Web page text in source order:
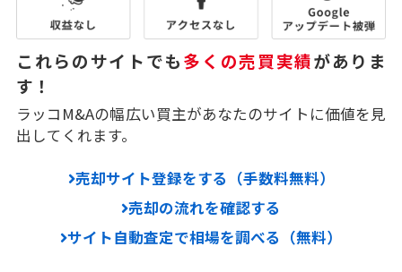
これらのサイトでも多くの売買実績がありま
す！
ラッコM&Aの幅広い買主があなたのサイトに価値を見
出してくれます。
売却サイト登録をする（手数料無料）
売却の流れを確認する
サイト自動査定で相場を調べる（無料）